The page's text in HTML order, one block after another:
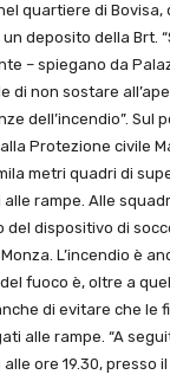
quartiere di
deposito della Brt.
– spiegano da
di non sostare
dell’incendio”. Sul
Protezione civile
metri quadri di
rampe. Alle
del dispositivo di
L’incendio è
fuoco è, oltre a
di evitare che le
alle rampe. “A
ore 19.30, presso